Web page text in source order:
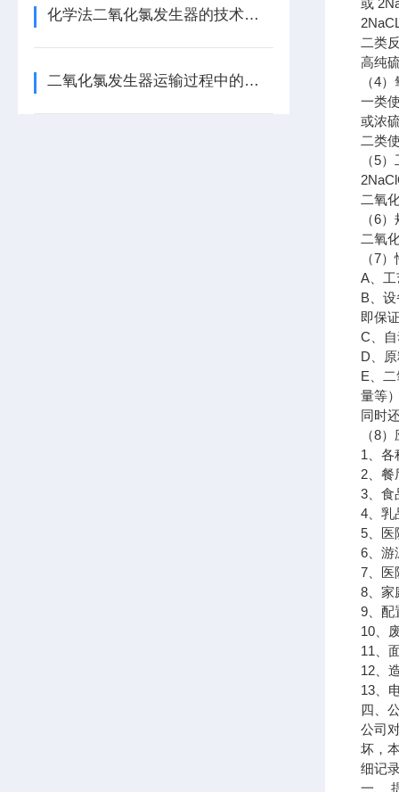
化学法二氧化氯发生器的技术要求
二氧化氯发生器运输过程中的注意事项
或
二类
高纯
（4）
一类
或浓
二类
（5）
二氧
（6）
二氧
（7）
A 、
B 、
即保
C 、
D 、
E 、
量等
同时
（8）
1 、
2 、
3 、
4 、
5 、
6 、
7 、
8 、
9 、
10 、
11 、
12 、
13 、
四、
公司
坏，
细记
一、